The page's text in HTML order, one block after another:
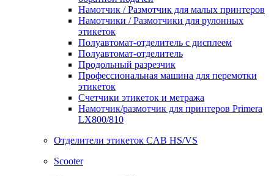
Намотчик / Размотчик для малых принтеров
Намотчики / Размотчики для рулонных
этикеток
Полуавтомат-отделитель с дисплеем
Полуавтомат-отделитель
Продольный разрезчик
Профессиональная машина для перемотки
этикеток
Счетчики этикеток и метража
Намотчик/размотчик для принтеров Primera
LX800/810
Отделители этикеток CAB HS/VS
Scooter